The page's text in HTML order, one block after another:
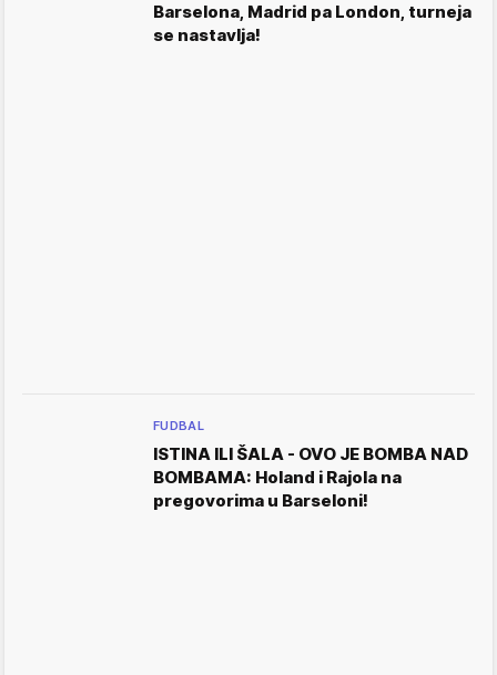
Barselona, Madrid pa London, turneja
se nastavlja!
FUDBAL
ISTINA ILI ŠALA - OVO JE BOMBA NAD
BOMBAMA: Holand i Rajola na
pregovorima u Barseloni!